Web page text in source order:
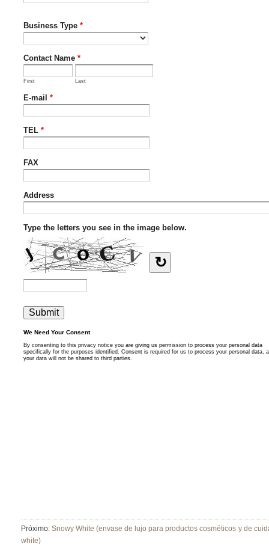
Próximo:Snowy White (envase de lujo para productos cosméticos y de
white)